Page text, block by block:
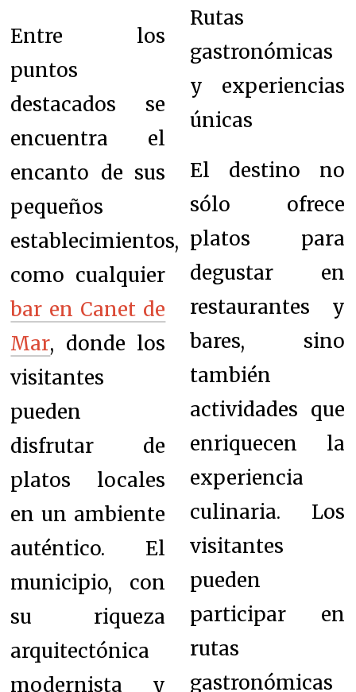
Entre los
puntos
destacados se
encuentra el
encanto de sus
pequeños
establecimientos,
como cualquier
bar en Canet de
Mar, donde los
visitantes
pueden
disfrutar de
platos locales
en un ambiente
auténtico. El
municipio, con
su riqueza
arquitectónica
modernista y
Rutas
gastronómicas
y experiencias
únicas
El destino no
sólo ofrece
platos para
degustar en
restaurantes y
bares, sino
también
actividades que
enriquecen la
experiencia
culinaria. Los
visitantes
pueden
participar en
rutas
gastronómicas